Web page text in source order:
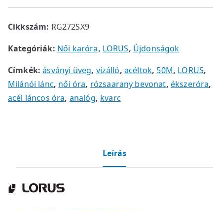
Cikkszám: RG272SX9
Kategóriák: Női karóra, LORUS, Újdonságok
Címkék:ásványi üveg, vízálló, acéltok, 50M, LORUS,
Milánói lánc, női óra, rózsaarany bevonat, ékszeróra,
acél láncos óra, analóg, kvarc
Leírás